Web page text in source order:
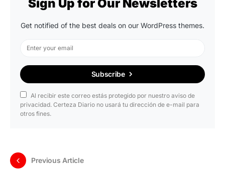
Sign Up for Our Newsletters
Get notified of the best deals on our WordPress themes.
Subscribe
Al recibir este correo estás protegido por nuestro aviso de
privacidad. Certeza Diario no usará tu dirección de e-mail para
otros fines.
Previous Article